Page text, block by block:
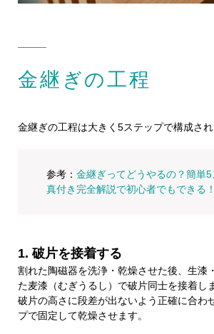
金継ぎの工程
金継ぎの工程は大きく5ステップで構成され
参考： 金継ぎってどうやるの？簡単
真付き完全解説で初心者でもできる！​
1. 破片を接着する
割れた陶磁器を洗浄・乾燥させた後、生漆
た麦漆（むぎうるし）で破片同士を接着し
破片の高さに段差が出ないよう正確に合わ
プで固定して乾燥させます。